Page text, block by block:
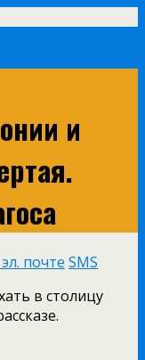
и
почте SMS
в столицу